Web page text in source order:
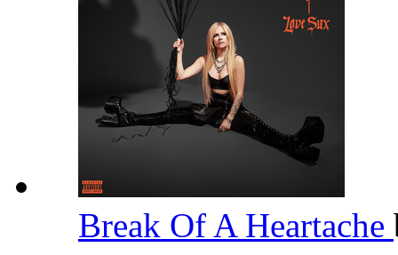
Break Of A Heartache